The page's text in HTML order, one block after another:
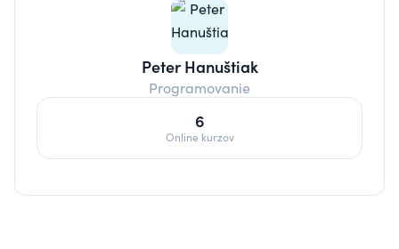
Peter Hanuštiak
Programovanie
6
Online kurzov